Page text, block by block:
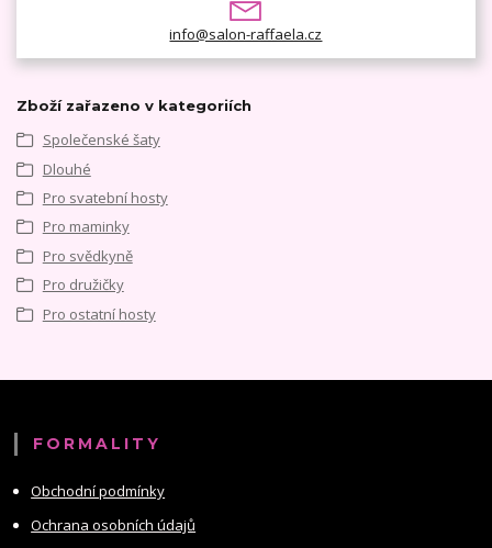
info@salon-raffaela.cz
Zboží zařazeno v kategoriích
Společenské šaty
Dlouhé
Pro svatební hosty
Pro maminky
Pro svědkyně
Pro družičky
Pro ostatní hosty
FORMALITY
Obchodní podmínky
Ochrana osobních údajů